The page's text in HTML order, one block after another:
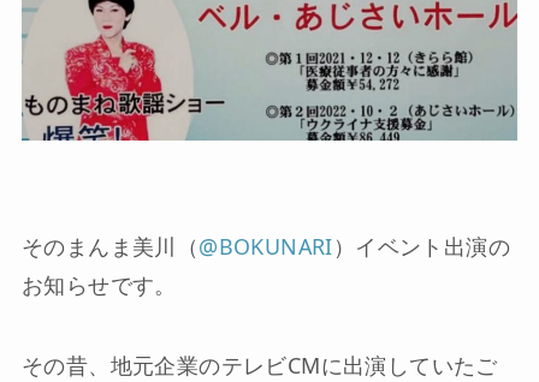
そのまんま美川（@BOKUNARI）イベント出演の
お知らせです。
その昔、地元企業のテレビCMに出演していたご